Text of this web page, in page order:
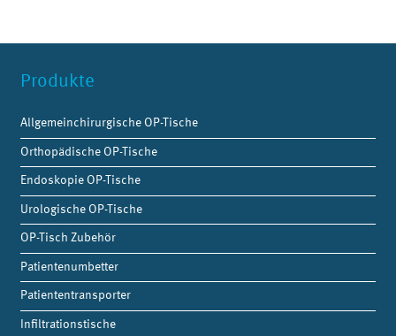
Produkte
Allgemeinchirurgische OP-Tische
Orthopädische OP-Tische
Endoskopie OP-Tische
Urologische OP-Tische
OP-Tisch Zubehör
Patientenumbetter
Patiententransporter
Infiltrationstische